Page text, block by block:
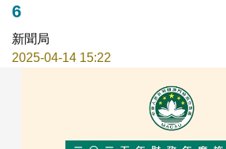
6
新聞局
2025-04-14 15:22